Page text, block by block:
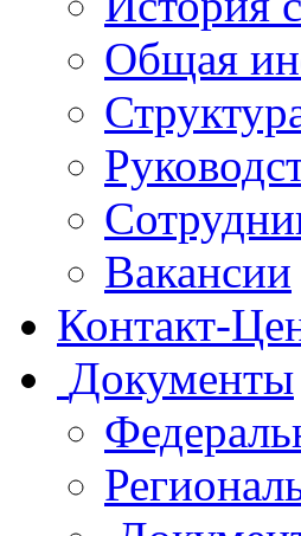
Общая
Вакансии
Контакт-
Документы